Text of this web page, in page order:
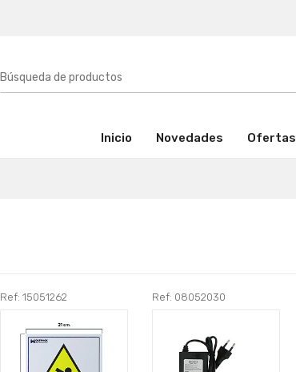
Inicio (activo)Novedades Ofertas
Ref: 15051262 Ref: 08052030